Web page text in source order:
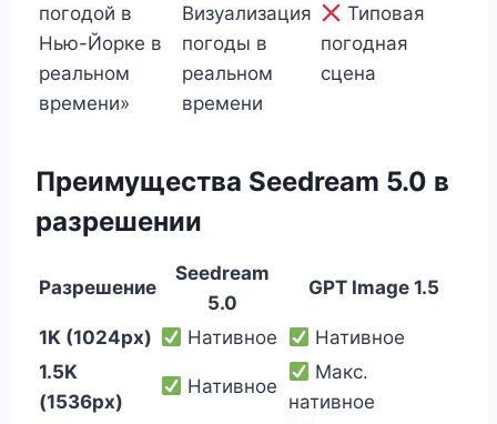
погодой в
Нью-Йорке в
реальном
времени»
Визуализация
погоды в
реальном
времени
Типовая
погодная
сцена
Преимущества Seedream 5.0 в
разрешении
Разрешение
Seedream
5.0
GPT Image 1.5
1K (1024px) Нативное
Нативное
1.5K
(1536px)
Нативное
Макс.
нативное